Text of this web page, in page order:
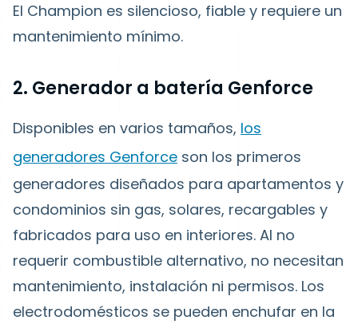
El Champion es silencioso, fiable y requiere un
mantenimiento mínimo.
2. Generador a batería Genforce
Disponibles en varios tamaños, los
generadores Genforce son los primeros
generadores diseñados para apartamentos y
condominios sin gas, solares, recargables y
fabricados para uso en interiores. Al no
requerir combustible alternativo, no necesitan
mantenimiento, instalación ni permisos. Los
electrodomésticos se pueden enchufar en la